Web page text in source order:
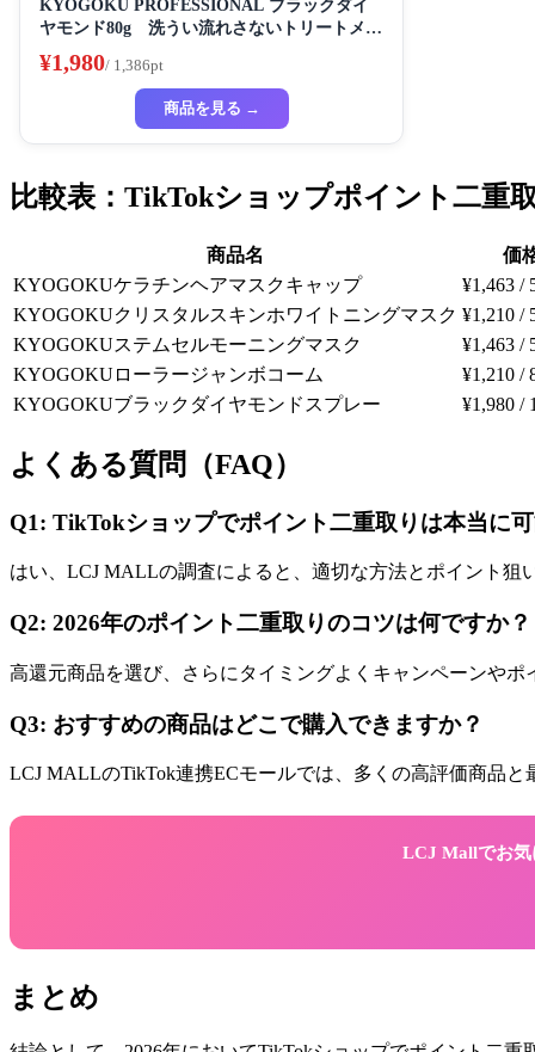
KYOGOKU PROFESSIONAL ブラックダイ
ヤモンド80g 洗うい流れさないトリートメン
ト ヘアスプレー アルガンオイル協力する (髪
質の改善スプレー)
¥1,980/ 1,386pt
商品を見る →
比較表：TikTokショップポイント二重
商品名 価
KYOGOKUケラチンヘアマスクキャップ
¥1,463 /
KYOGOKUクリスタルスキンホワイトニングマスク ¥1,210 /
KYOGOKUステムセルモーニングマスク
¥1,463 /
KYOGOKUローラージャンボコーム
¥1,210 /
KYOGOKUブラックダイヤモンドスプレー
¥1,980 /
よくある質問（FAQ）
Q1: TikTokショップでポイント二重取りは本当に
はい、LCJ MALLの調査によると、適切な方法とポイント狙
Q2: 2026年のポイント二重取りのコツは何ですか？
高還元商品を選び、さらにタイミングよくキャンペーンや
Q3: おすすめの商品はどこで購入できますか？
LCJ MALLのTikTok連携ECモールでは、多くの高評価商品と
LCJ Mallでお気
まとめ